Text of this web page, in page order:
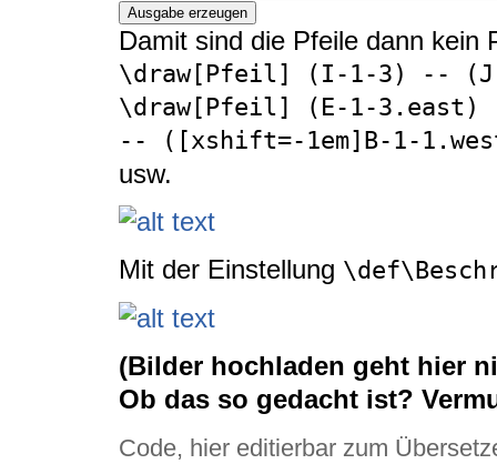
Ausgabe erzeugen
Damit sind die Pfeile dann kein
\draw[Pfeil] (I-1-3) --
\draw[Pfeil] (E-1-3.east)
-- ([xshift=-1em]B-1-
usw.
Mit der Einstellung
(Bilder hochladen geht hier
Ob das so gedacht ist?
Code, hier editierbar zum